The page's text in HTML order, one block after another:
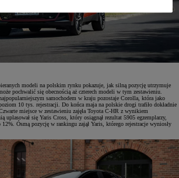
modeli na polskim rynku pokazuje, jak silną pozycję utrzymuje
pochwalić się obecnością aż czterech modeli w tym zestawieniu.
samochodem w kraju pozostaje Corolla, która jako
10 tys. rejestracji. Do końca maja na polskie drogi trafiło dokładnie
miejsce w zestawieniu zajęła Toyota C-HR z wynikiem
uplasował się Yaris Cross, który osiągnął rezultat 5905 egzemplarzy,
Ósmą pozycję w rankingu zajął Yaris, którego rejestracje wyniosły